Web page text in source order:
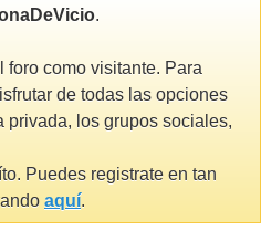
.
como visitante. Para
de todas las opciones
privada, los grupos sociales,
Puedes registrate en tan
aquí.